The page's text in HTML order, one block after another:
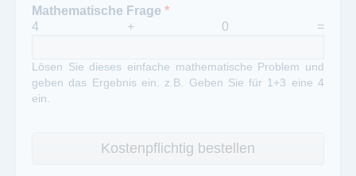
Mathematische Frage *
4 + 0 =
Lösen Sie dieses einfache mathematische Problem und
geben das Ergebnis ein. z.B. Geben Sie für 1+3 eine 4
ein.